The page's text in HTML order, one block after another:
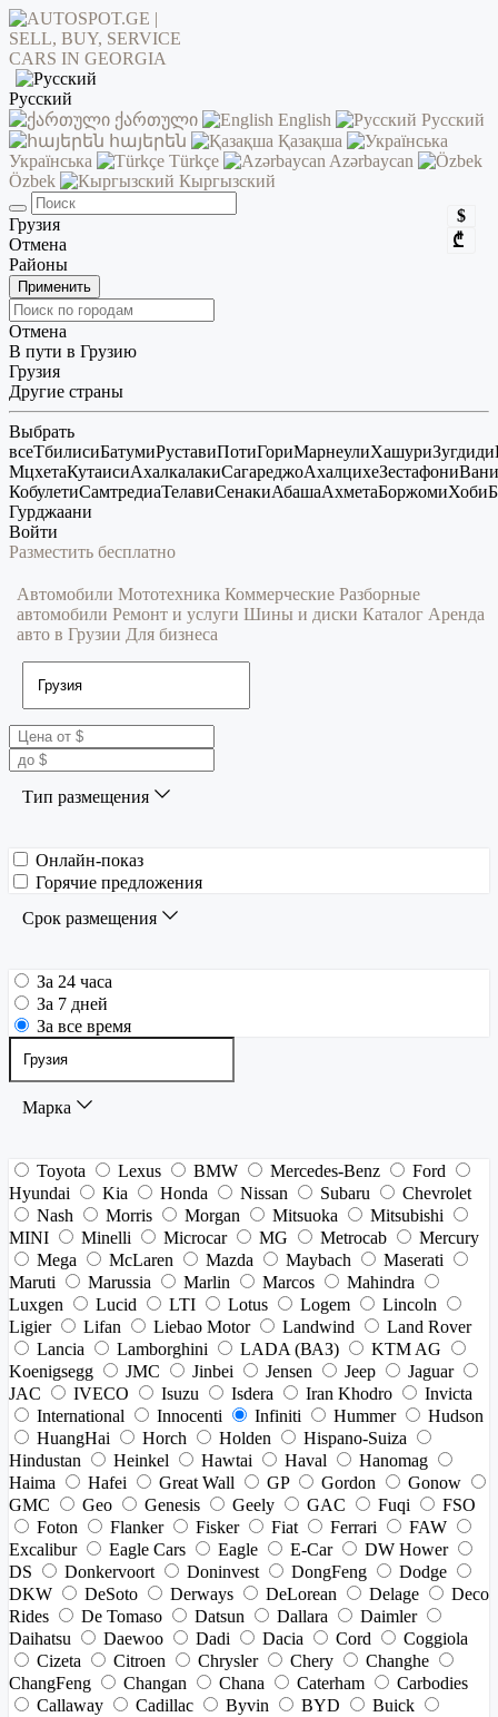
Русский
ქართული
English
Русский
հայերեն
Қазақша
Українська
Türkçe
Azərbaycan
Özbek
Кыргызский
$
₾
Грузия
Отмена
Районы
Применить
Отмена
В пути в Грузию
Грузия
Другие страны
Выбрать
всеТбилисиБатумиРуставиПотиГориМарнеулиХашуриЗугдиди
МцхетаКутаисиАхалкалакиСагареджоАхалцихеЗестафониВани
КобулетиСамтредиаТелавиСенакиАбашаАхметаБоржомиХоби
Гурджаани
Войти
Разместить бесплатно
Автомобили Мототехника Коммерческие Разборные
автомобили Ремонт и услуги Шины и диски Каталог Аренда
авто в Грузии Для бизнеса
Тип размещения
Онлайн-показ
Горячие предложения
Срок размещения
За 24 часа
За 7 дней
За все время
Марка
Toyota Lexus BMW Mercedes-Benz
Ford
Hyundai
Kia Honda Nissan Subaru
Chevrolet
Nash
Morris Morgan Mitsuoka
Mitsubishi
MINI
Minelli Microcar MG Metrocab
Mercury
Mega
McLaren Mazda Maybach
Maserati
Maruti
Marussia Marlin Marcos
Mahindra
Luxgen
Lucid LTI Lotus Logem
Lincoln
Ligier
Lifan Liebao Motor Landwind
Land Rover
Lancia
Lamborghini LADA (ВАЗ)
KTM AG
Koenigsegg
JMC Jinbei Jensen Jeep
Jaguar
JAC
IVECO Isuzu Isdera Iran Khodro
Invicta
International
Innocenti Infiniti Hummer
Hudson
HuangHai
Horch Holden
Hispano-Suiza
Hindustan
Heinkel Hawtai Haval
Hanomag
Haima
Hafei Great Wall GP Gordon
Gonow
GMC
Geo Genesis Geely GAC Fuqi
FSO
Foton
Flanker Fisker Fiat Ferrari
FAW
Excalibur
Eagle Cars Eagle E-Car
DW Hower
DS
Donkervoort Doninvest DongFeng
Dodge
DKW
DeSoto Derways DeLorean Delage
Deco
Rides
De Tomaso Datsun Dallara
Daimler
Daihatsu
Daewoo Dadi Dacia Cord
Coggiola
Cizeta
Citroen Chrysler Chery
Changhe
ChangFeng
Changan Chana Caterham
Carbodies
Callaway
Cadillac Byvin BYD
Buick